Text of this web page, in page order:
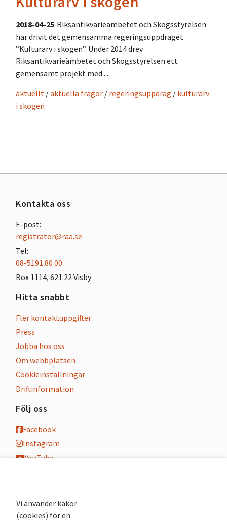
2018-04-25 Riksantikvarieämbetet och Skogsstyrelsen
har drivit det gemensamma regeringsuppdraget
”Kulturarv i skogen”. Under 2014 drev
Riksantikvarieämbetet och Skogsstyrelsen ett
gemensamt projekt med ...
aktuellt /aktuella fragor / regeringsuppdrag / kulturarv
i skogen
Kontakta oss
E-post:
registrator@raa.se
Tel:
08-5191 80 00
Box 1114, 621 22 Visby
Hitta snabbt
Fler kontaktuppgifter
Press
Jobba hos oss
Om webbplatsen
Cookieinställningar
Driftinformation
Följ oss
Facebook
Instagram
YouTube
Nyhetsbrev
Vi använder kakor
(cookies) för en